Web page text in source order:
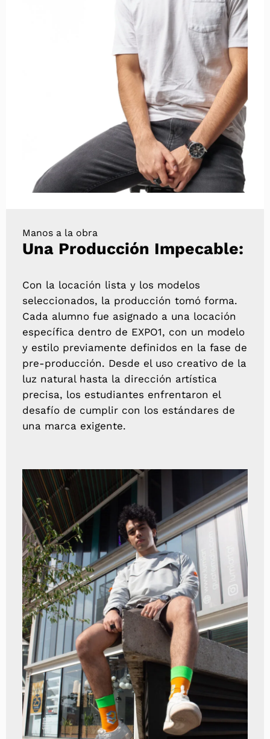
Manos a la obra
Una Producción Impecable:
Con la locación lista y los modelos
seleccionados, la producción tomó forma.
Cada alumno fue asignado a una locación
específica dentro de EXPO1, con un modelo
y estilo previamente definidos en la fase de
pre-producción. Desde el uso creativo de la
luz natural hasta la dirección artística
precisa, los estudiantes enfrentaron el
desafío de cumplir con los estándares de
una marca exigente.